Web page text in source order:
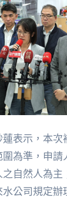
表示，本
為準，申
自然人為
公司規定辦